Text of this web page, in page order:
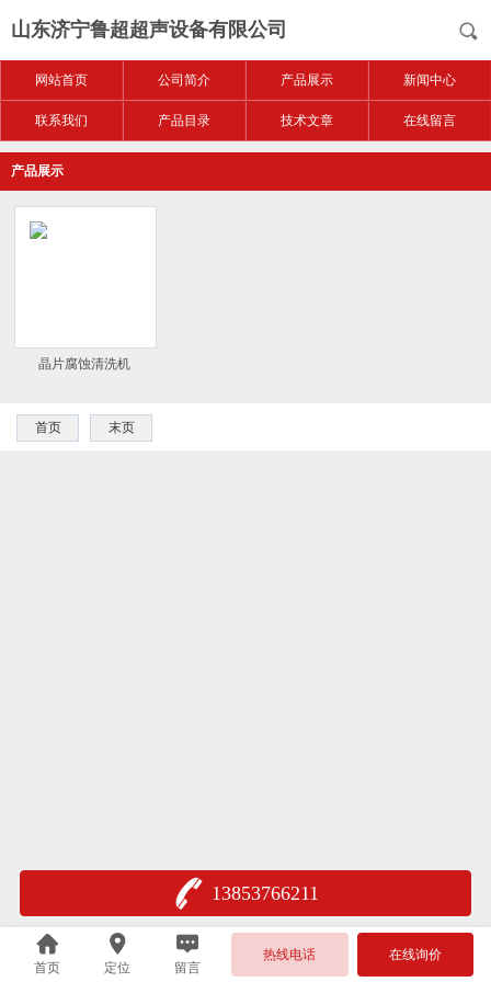
山东济宁鲁超超声设备有限公司
网站首页 公司简介 产品展示 新闻中心
联系我们 产品目录 技术文章 在线留言
产品展示
晶片腐蚀清洗机
首页 末页
13853766211
首页 定位 留言
热线电话 在线询价